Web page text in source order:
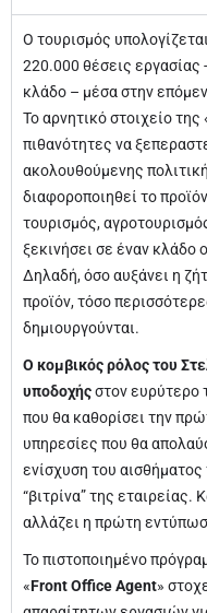
Ο τουρισμός
220.000 θέσεις εργασίας
κλάδο – μέσα στην
To αρνητικό στοιχείο
πιθανότητες να
ακολουθούμενης
διαφοροποιηθεί το
τουρισμός,
ξεκινήσει σε έναν κλάδο
Δηλαδή, όσο αυξάνει η
προϊόν, τόσο
δημιουργούνται.
Ο κομβικός ρόλος του
υποδοχήςστον ευρύτερο
που θα καθορίσει την
υπηρεσίες που θα
ενίσχυση του
“βιτρίνα” της
αλλάζει η πρώτη
Το πιστοποιημένο
«FrontOfficeAgent»